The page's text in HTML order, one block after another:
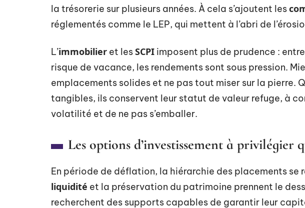
la trésorerie sur plusieurs années. À cela s’ajoutent les
réglementés comme le LEP, qui mettent à l’abri de
L’immobilier et lesSCPI imposent plus de prudence :
risque de vacance, les rendements sont sous pression.
emplacements solides et ne pas tout miser sur la pierre.
tangibles, ils conservent leur statut de valeur refuge, à
volatilité et de ne pas s’emballer.
Les options d’investissement à privilégier
En période de déflation, la hiérarchie des placements se
liquidité et la préservation du patrimoine prennent le
recherchent des supports capables de garantir leur